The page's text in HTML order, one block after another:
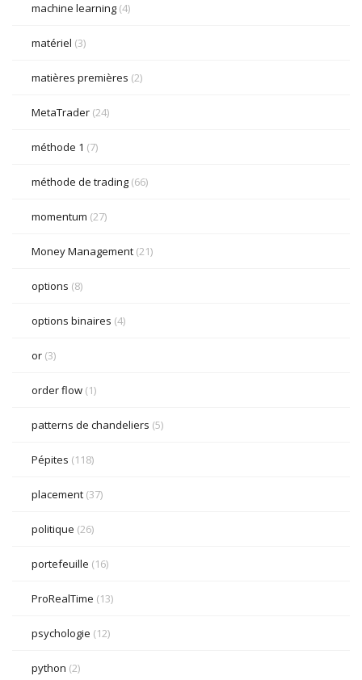
machine learning (4)
matériel (3)
matières premières (2)
MetaTrader (24)
méthode 1 (7)
méthode de trading (66)
momentum (27)
Money Management (21)
options (8)
options binaires (4)
or (3)
order flow (1)
patterns de chandeliers (5)
Pépites (118)
placement (37)
politique (26)
portefeuille (16)
ProRealTime (13)
psychologie (12)
python (2)